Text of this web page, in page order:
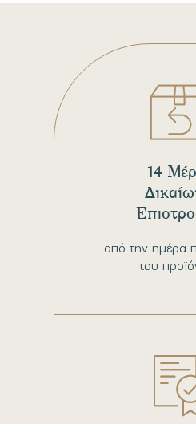
από την ημέρα
του
14